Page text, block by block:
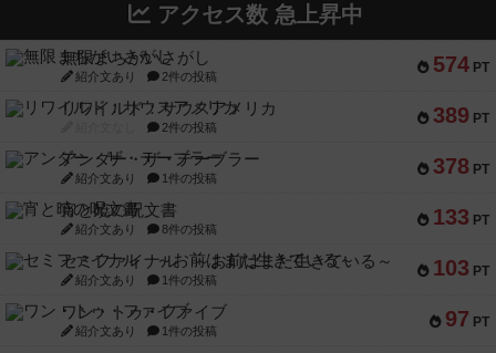
アクセス数 急上昇中
574 PT
無限まちがいさがし
紹介文あり 2件の投稿
389 PT
リワイルド：サウスアメリカ
2件の投稿
378 PT
アンダー・ザ・テーブラー
紹介文あり 1件の投稿
133 PT
宵と暁の呪文書
紹介文あり 8件の投稿
103 PT
セミファイナル ～お前はまだ生きている～
紹介文あり 1件の投稿
97 PT
ワン・トゥ・ファイブ
紹介文あり 1件の投稿